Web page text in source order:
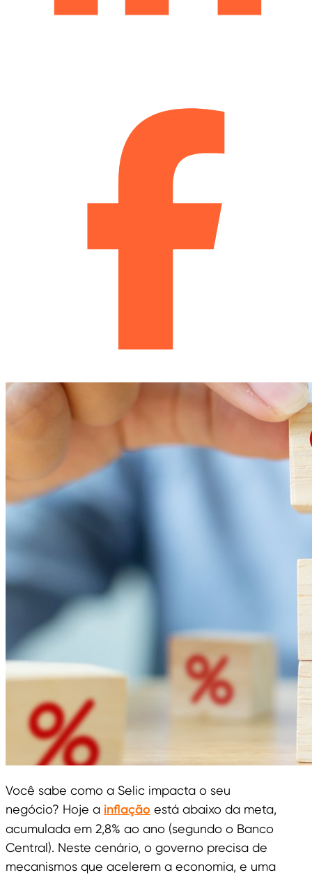
Você sabe como a Selic impacta o seu
negócio? Hoje a inflação está abaixo da meta,
acumulada em 2,8% ao ano (segundo o Banco
Central). Neste cenário, o governo precisa de
mecanismos que acelerem a economia, e uma